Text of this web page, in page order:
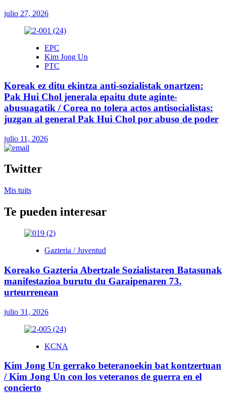
julio 27, 2026
EPC
Kim Jong Un
PTC
Koreak ez ditu ekintza anti-sozialistak onartzen:
Pak Hui Chol jenerala epaitu dute aginte-
abusuagatik / Corea no tolera actos antisocialistas:
juzgan al general Pak Hui Chol por abuso de poder
julio 11, 2026
Twitter
Mis tuits
Te pueden interesar
Gazteria / Juventud
Koreako Gazteria Abertzale Sozialistaren Batasunak
manifestazioa burutu du Garaipenaren 73.
urteurrenean
julio 31, 2026
KCNA
Kim Jong Un gerrako beteranoekin bat kontzertuan
/ Kim Jong Un con los veteranos de guerra en el
concierto